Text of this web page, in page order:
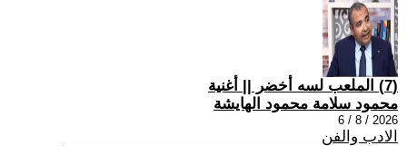
(7) الملعب لسه أخضر || أغنية
محمود سلامة محمود الهايشة
2026 / 8 / 6
الادب والفن